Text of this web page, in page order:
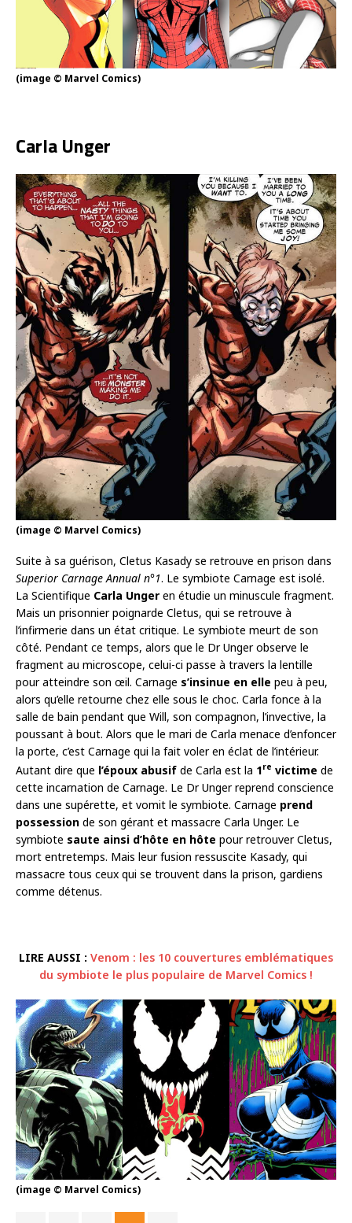
(image © Marvel Comics)
Carla Unger
(image © Marvel Comics)
Suite à sa guérison, Cletus Kasady se retrouve en prison dans
Superior Carnage Annual n°1. Le symbiote Carnage est isolé.
La Scientifique Carla Unger en étudie un minuscule fragment.
Mais un prisonnier poignarde Cletus, qui se retrouve à
l’infirmerie dans un état critique. Le symbiote meurt de son
côté. Pendant ce temps, alors que le Dr Unger observe le
fragment au microscope, celui-ci passe à travers la lentille
pour atteindre son œil. Carnage s’insinue en elle peu à peu,
alors qu’elle retourne chez elle sous le choc. Carla fonce à la
salle de bain pendant que Will, son compagnon, l’invective, la
poussant à bout. Alors que le mari de Carla menace d’enfoncer
la porte, c’est Carnage qui la fait voler en éclat de l’intérieur.
Autant dire que l’époux abusif de Carla est la 1re victime de
cette incarnation de Carnage. Le Dr Unger reprend conscience
dans une supérette, et vomit le symbiote. Carnage prend
possession de son gérant et massacre Carla Unger. Le
symbiote saute ainsi d’hôte en hôte pour retrouver Cletus,
mort entretemps. Mais leur fusion ressuscite Kasady, qui
massacre tous ceux qui se trouvent dans la prison, gardiens
comme détenus.
LIRE AUSSI : Venom : les 10 couvertures emblématiques
du symbiote le plus populaire de Marvel Comics !
(image © Marvel Comics)